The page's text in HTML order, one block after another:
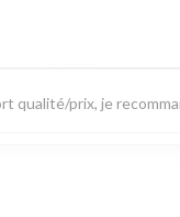
qualité/prix, je